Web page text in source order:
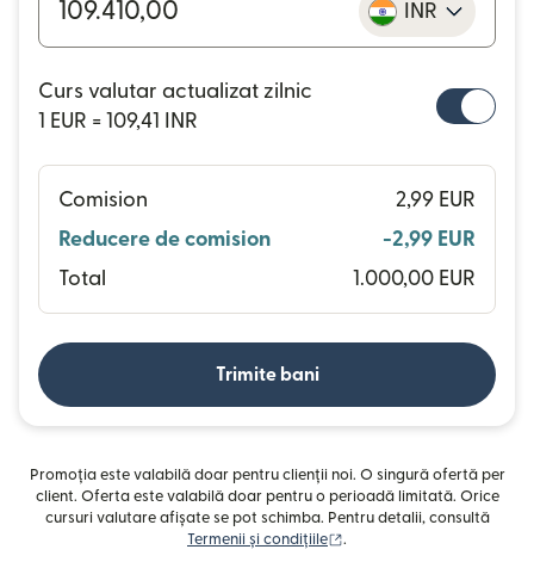
INR
Curs valutar actualizat zilnic
1 EUR = 109,41 INR
Comision
2,99 EUR
Reducere de comision
-2,99 EUR
Total
1.000,00 EUR
Trimite bani
Promoția este valabilă doar pentru clienții noi. O singură ofertă per
client. Oferta este valabilă doar pentru o perioadă limitată. Orice
cursuri valutare afișate se pot schimba. Pentru detalii, consultă
Termenii și condițiile
.